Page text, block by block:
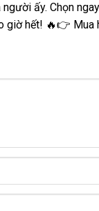
ấy. Chọn
giờ hết! 🔥👉 Mua